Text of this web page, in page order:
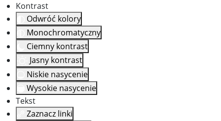
Kontrast
Odwróć kolory
Monochromatyczny
Ciemny kontrast
Jasny kontrast
Niskie nasycenie
Wysokie nasycenie
Tekst
Zaznacz linki